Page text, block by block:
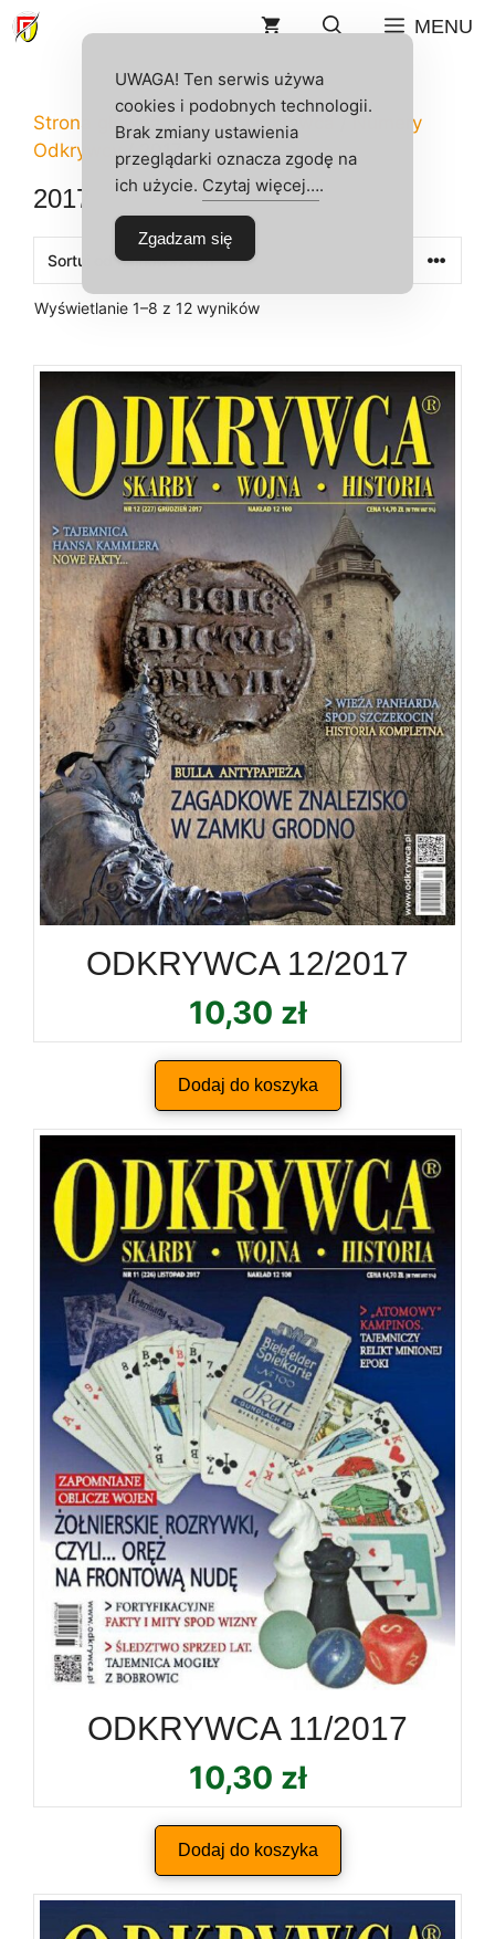
Przejdź
do
MENU
Strona główna/ Sklep / Odkrywca
Numery
Odkrywcy/ 2017
2017
Wyświetlanie 1–8 z 12 wynikówPosortowane
ODKRYWCA 12/2017
10,30 zł
Dodaj do koszyka
ODKRYWCA 11/2017
10,30 zł
Dodaj do koszyka
UWAGA! Ten serwis używa
cookies i podobnych technologii.
Brak zmiany ustawienia
przeglądarki oznacza zgodę na
ich użycie. Czytaj więcej….
Zgadzam się